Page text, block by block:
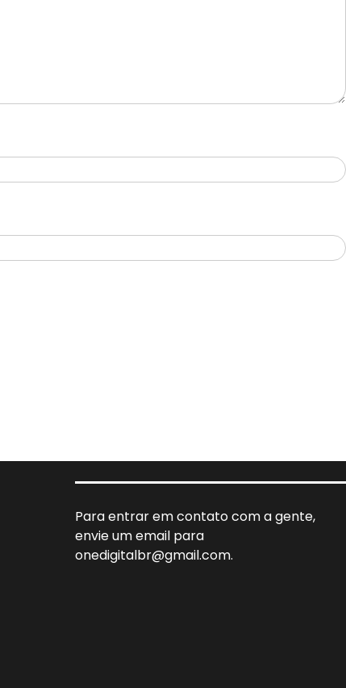
Para entrar em contato com a gente,
envie um email para
onedigitalbr@gmail.com.